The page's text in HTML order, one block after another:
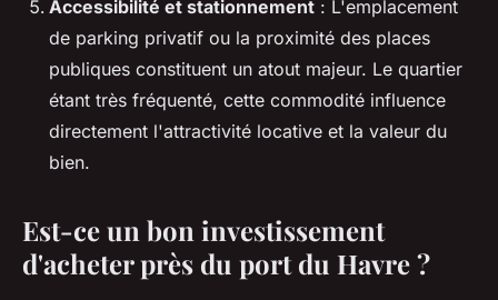
Accessibilité et stationnement : L'emplacement
de parking privatif ou la proximité des places
publiques constituent un atout majeur. Le quartier
étant très fréquenté, cette commodité influence
directement l'attractivité locative et la valeur du
bien.
Est-ce un bon investissement
d'acheter près du port du Havre ?